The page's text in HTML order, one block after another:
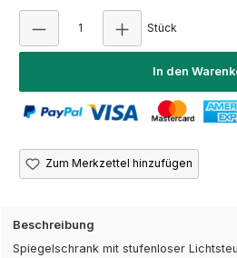
Stück
In den
Zum Merkzettel hinzufügen
Beschreibung
Spiegelschrank mit stufenloser